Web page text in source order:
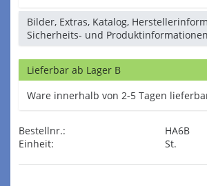
Bilder, Extras, Katalog,
Sicherheits- und Produktinformationen
Lieferbar ab Lager B
Ware innerhalb von 2-5 Tagen
Bestellnr.:
HA6B
Einheit:
St.